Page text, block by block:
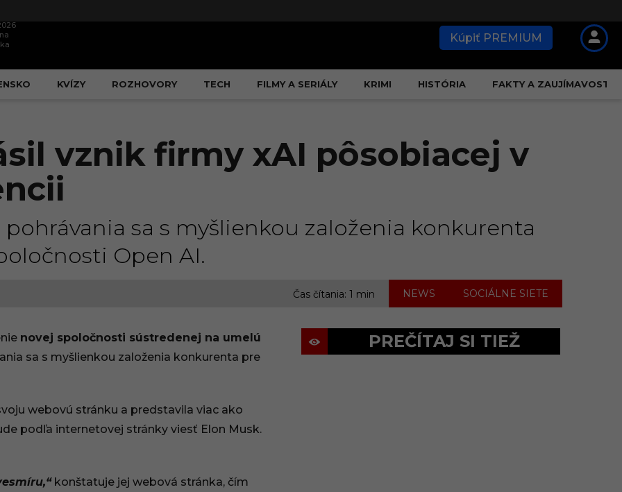
Kúpiť PREMIUM
KVÍZY ROZHOVORY TECH FILMY A SERIÁLY KRIMI HISTÓRIA FAKTY A ZAUJÍMAVOSTI
vznik firmy xAI pôsobiacej v
sa s myšlienkou založenia konkurenta
Open AI.
Čas čítania: 1 min NEWS SOCIÁLNE SIETE
novej spoločnosti sústredenej na umelú
sa s myšlienkou založenia konkurenta pre
webovú stránku a predstavila viac ako
podľa internetovej stránky viesť Elon Musk.
konštatuje jej webová stránka, čím
PREČÍTAJ SI TIEŽ